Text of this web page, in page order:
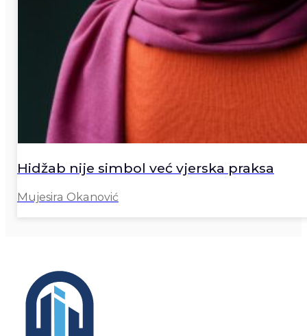
Hidžab nije simbol već vjerska praksa
Mujesira Okanović